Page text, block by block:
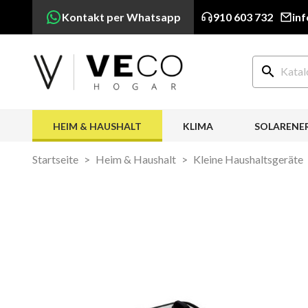
Kontakt per Whatsapp 910 603 732
search
HEIM & HAUSHALT KLIMA
Startseite Heim & Haushalt Kleine Haushaltsgeräte